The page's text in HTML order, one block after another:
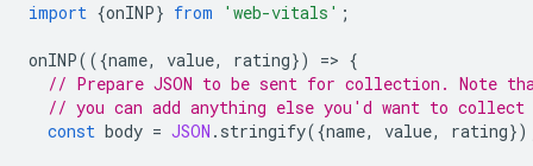
import {onINP} from 'web-vitals' ;
onINP(({name, value, rating}) => {
// Prepare JSON to be sent for collection. Note
// you can add anything else you'd want to collect
const body = JSON . stringify({name, value, rating